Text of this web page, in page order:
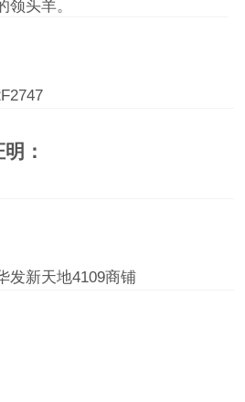
头羊。
：
发新天地4109商铺